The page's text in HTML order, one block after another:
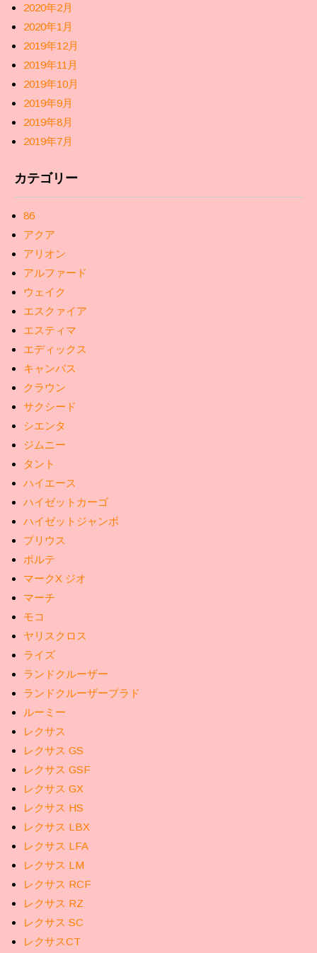
2020年2月
2020年1月
2019年12月
2019年11月
2019年10月
2019年9月
2019年8月
2019年7月
カテゴリー
86
アクア
アリオン
アルファード
ウェイク
エスクァイア
エスティマ
エディックス
キャンバス
クラウン
サクシード
シエンタ
ジムニー
タント
ハイエース
ハイゼットカーゴ
ハイゼットジャンボ
プリウス
ポルテ
マークX ジオ
マーチ
モコ
ヤリスクロス
ライズ
ランドクルーザー
ランドクルーザープラド
ルーミー
レクサス
レクサス GS
レクサス GSF
レクサス GX
レクサス HS
レクサス LBX
レクサス LFA
レクサス LM
レクサス RCF
レクサス RZ
レクサス SC
レクサスCT